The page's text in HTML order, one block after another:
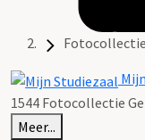
1544 Fotocollectie
Meer...